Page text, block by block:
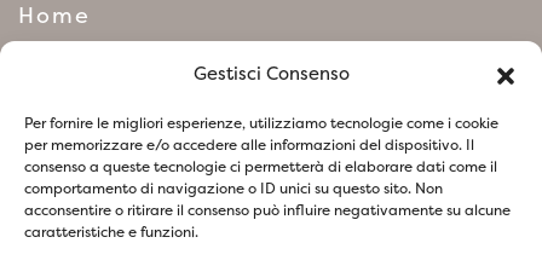
Gestisci Consenso
Per fornire le migliori esperienze, utilizziamo tecnologie come i cookie
per memorizzare e/o accedere alle informazioni del dispositivo. Il
consenso a queste tecnologie ci permetterà di elaborare dati come il
comportamento di navigazione o ID unici su questo sito. Non
acconsentire o ritirare il consenso può influire negativamente su alcune
caratteristiche e funzioni.
Home
Manifeste de politique
Suivez-nous sur les réseaux sociaux